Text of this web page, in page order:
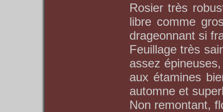
Rosier très
libre comme
drageonnant si
Feuillage très
assez
aux étamines
automne et
Non remontant,